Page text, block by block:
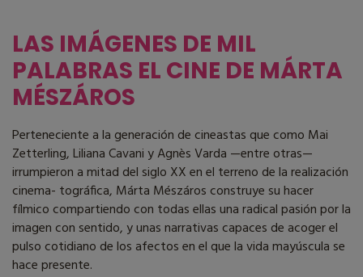
MÁRTA MÉSZÁROS
LAS IMÁGENES DE MIL
PALABRAS EL CINE DE MÁRTA
MÉSZÁROS
Perteneciente a la generación de cineastas que como Mai
Zetterling, Liliana Cavani y Agnès Varda —entre otras—
irrumpieron a mitad del siglo XX en el terreno de la realización
cinema- tográfica, Márta Mészáros construye su hacer
fílmico compartiendo con todas ellas una radical pasión por la
imagen con sentido, y unas narrativas capaces de acoger el
pulso cotidiano de los afectos en el que la vida mayúscula se
hace presente.